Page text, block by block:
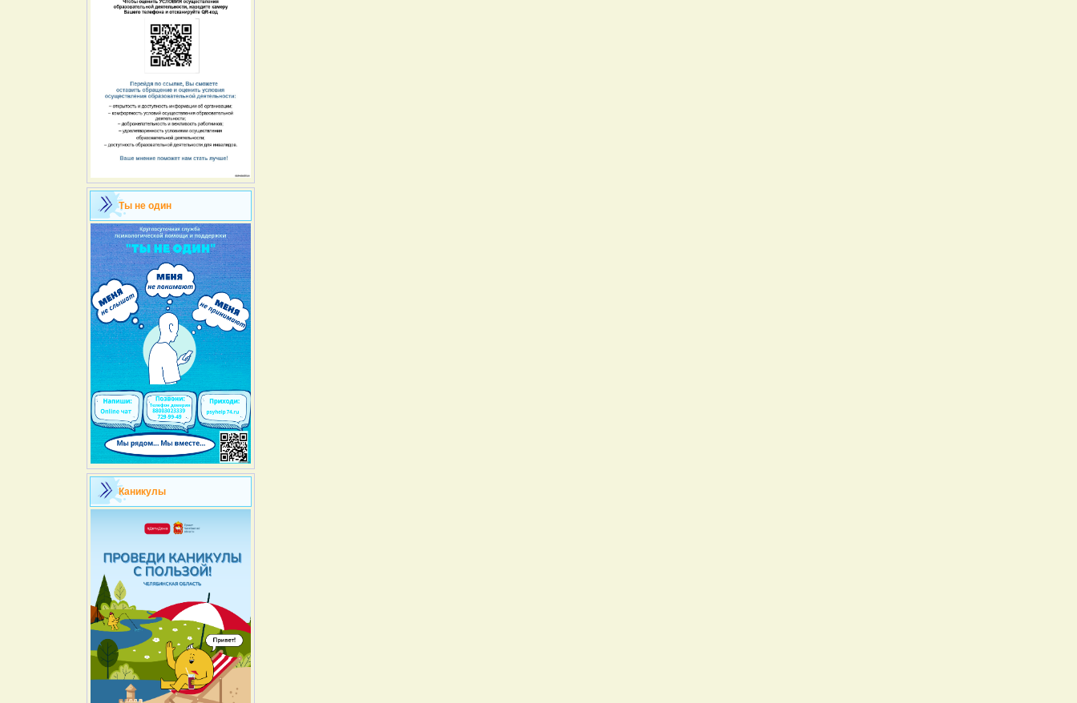
Ты не один
Каникулы